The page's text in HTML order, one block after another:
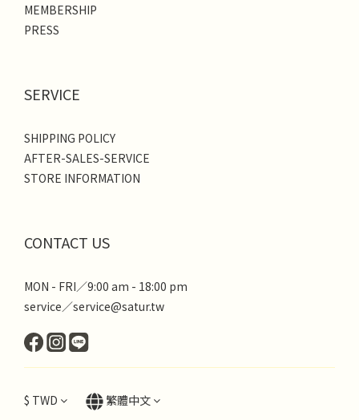
MEMBERSHIP
PRESS
SERVICE
SHIPPING POLICY
AFTER-SALES-SERVICE
STORE INFORMATION
CONTACT US
MON - FRI／9:00 am - 18:00 pm
service／service@satur.tw
$ TWD 繁體中文